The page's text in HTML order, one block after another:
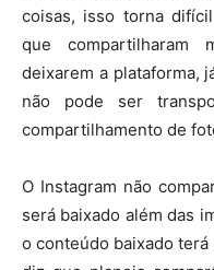
coisas, isso torna
que compartilharam
deixarem a plataforma,
não pode ser
compartilhamento de
O Instagram não
será baixado além das
o conteúdo baixado